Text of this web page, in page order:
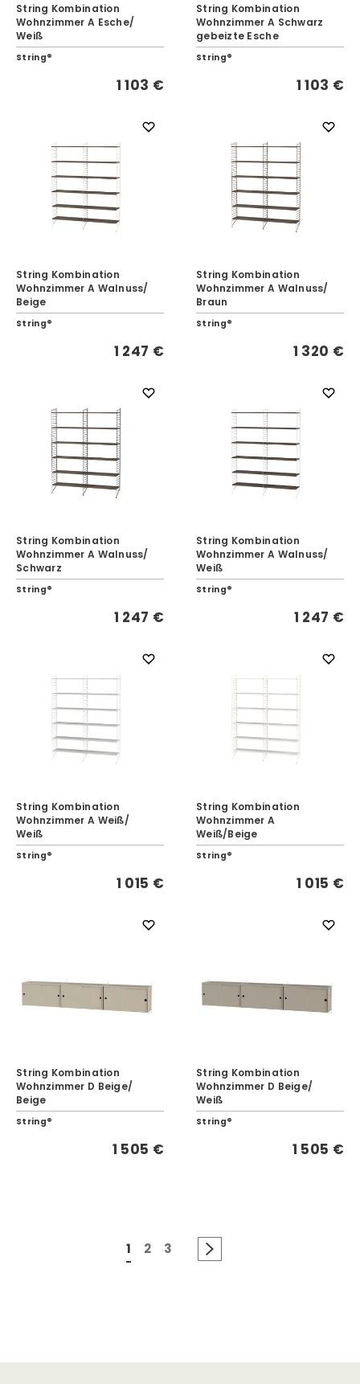
String Kombination
Wohnzimmer A Esche/
Weiß
String®
1 103 €
String Kombination
Wohnzimmer A Schwarz
gebeizte Esche
String®
1 103 €
String Kombination
Wohnzimmer A Walnuss/
Beige
String®
1 247 €
String Kombination
Wohnzimmer A Walnuss/
Braun
String®
1 320 €
String Kombination
Wohnzimmer A Walnuss/
Schwarz
String®
1 247 €
String Kombination
Wohnzimmer A Walnuss/
Weiß
String®
1 247 €
String Kombination
Wohnzimmer A Weiß/
Weiß
String®
1 015 €
String Kombination
Wohnzimmer A
Weiß/Beige
String®
1 015 €
String Kombination
Wohnzimmer D Beige/
Beige
String®
1 505 €
String Kombination
Wohnzimmer D Beige/
Weiß
String®
1 505 €
1 2 3